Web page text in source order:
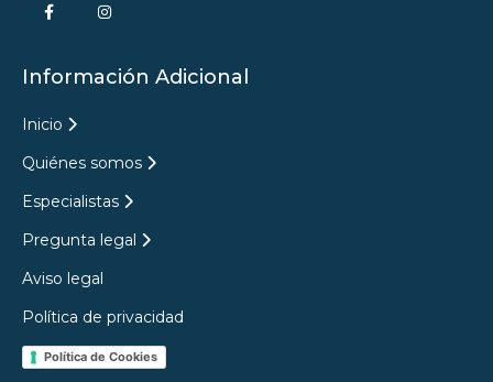
Información Adicional
Inicio
Quiénes somos
Especialistas
Pregunta legal
Aviso legal
Política de privacidad
Política de Cookies